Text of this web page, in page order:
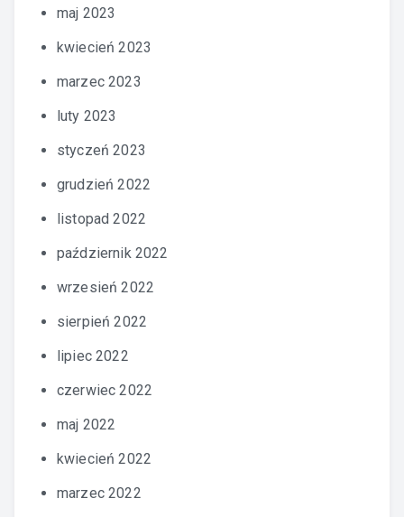
maj 2023
kwiecień 2023
marzec 2023
luty 2023
styczeń 2023
grudzień 2022
listopad 2022
październik 2022
wrzesień 2022
sierpień 2022
lipiec 2022
czerwiec 2022
maj 2022
kwiecień 2022
marzec 2022